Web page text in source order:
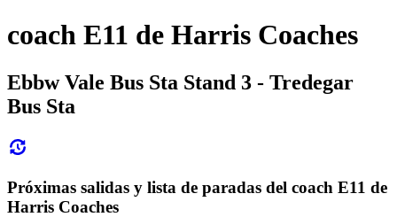
coach E11 de Harris Coaches
Ebbw Vale Bus Sta Stand 3 - Tredegar
Bus Sta
Próximas salidas y lista de paradas del coach E11 de
Harris Coaches